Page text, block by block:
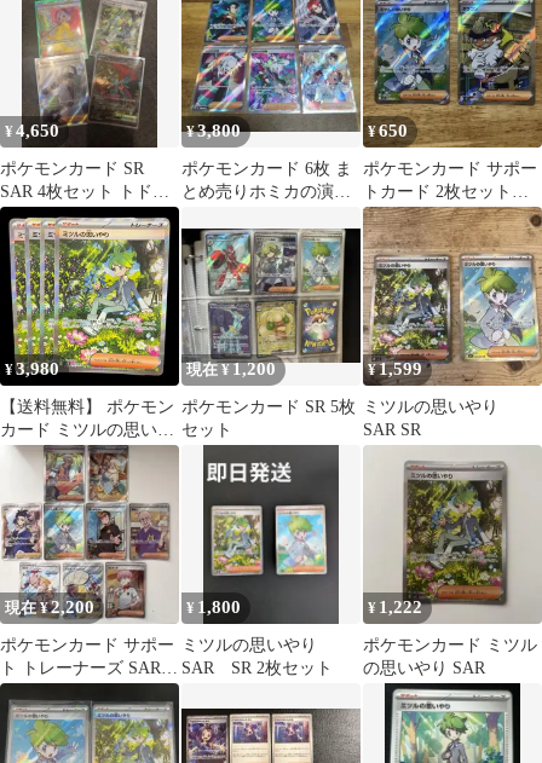
¥4,650
ポケモンカード SR
SAR 4枚セット トドロ
クツキ
¥3,800
ポケモンカード 6枚 ま
とめ売りホミカの演奏
¥650
ポケモンカード サポー
トカード 2枚セット
ミツルの思いやりSR、
タラゴンSR
¥3,980
【送料無料】 ポケモン
カード ミツルの思いや
り SAR 4枚セット M1S
091/063
現在 ¥1,200
ポケモンカード SR 5枚
セット
¥1,599
ミツルの思いやり
SAR SR
現在 ¥2,200
ポケモンカード サポー
ト トレーナーズ SAR
SR 9枚セット
¥ 1,800
ミツルの思いやり
SAR SR 2枚セット
¥ 1,222
ポケモンカード ミツル
の思いやり SAR